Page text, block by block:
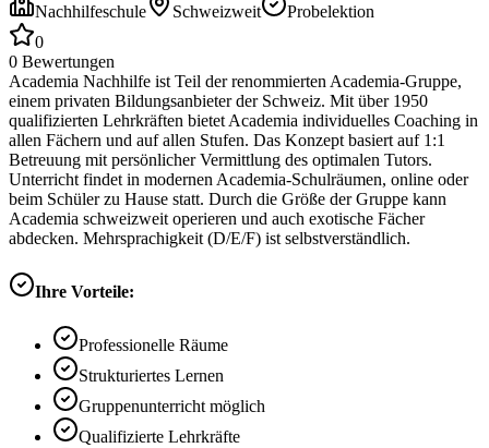
Nachhilfeschule
Schweizweit
Probelektion
0
0 Bewertungen
Academia Nachhilfe ist Teil der renommierten Academia-Gruppe,
einem privaten Bildungsanbieter der Schweiz. Mit über 1950
qualifizierten Lehrkräften bietet Academia individuelles Coaching in
allen Fächern und auf allen Stufen. Das Konzept basiert auf 1:1
Betreuung mit persönlicher Vermittlung des optimalen Tutors.
Unterricht findet in modernen Academia-Schulräumen, online oder
beim Schüler zu Hause statt. Durch die Größe der Gruppe kann
Academia schweizweit operieren und auch exotische Fächer
abdecken. Mehrsprachigkeit (D/E/F) ist selbstverständlich.
Ihre Vorteile:
Professionelle Räume
Strukturiertes Lernen
Gruppenunterricht möglich
Qualifizierte Lehrkräfte